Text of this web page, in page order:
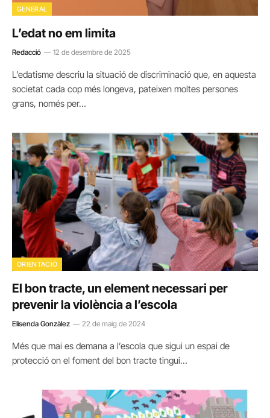
GENERAL
L’edat no em limita
Redacció 12 de desembre de 2025
L’edatisme descriu la situació de discriminació que, en aquesta
societat cada cop més longeva, pateixen moltes persones
grans, només per…
ORIENTACIÓ
El bon tracte, un element necessari per
prevenir la violència a l’escola
Elisenda Gonzàlez 22 de maig de 2024
Més que mai es demana a l’escola que sigui un espai de
protecció on el foment del bon tracte tingui…